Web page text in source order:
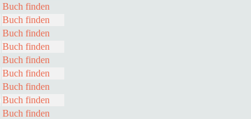
Buch finden
Buch finden
Buch finden
Buch finden
Buch finden
Buch finden
Buch finden
Buch finden
Buch finden